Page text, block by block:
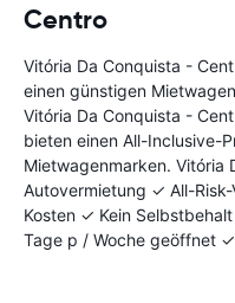
Centro
Vitória Da Conquista -
einen günstigen
Vitória Da Conquista -
bieten einen All-Inclusive-
Mietwagenmarken. Vitória
Autovermietung ✓ All-
Kosten ✓ Kein
Tage p / Woche geöffnet